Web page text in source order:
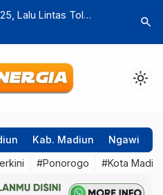
Ramaikan Libur
Harga
search
light_mode
Kab. Madiun Ngawi
#Ponorogo #Kota